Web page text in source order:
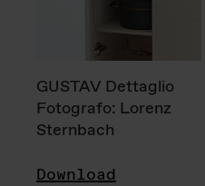
GUSTAV Dettaglio
Fotografo: Lorenz
Sternbach
Download